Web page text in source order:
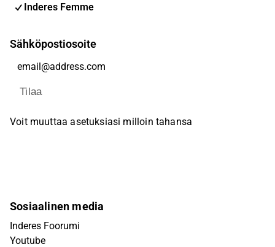
Inderes Femme
Sähköpostiosoite
Tilaa
Voit muuttaa asetuksiasi milloin tahansa
Sosiaalinen media
Inderes Foorumi
Youtube